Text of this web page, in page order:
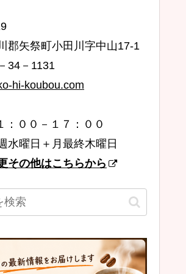
郡矢祭町小田川字中山17-1
34－1131
hi-koubou.com
：００－１７：００
水曜日＋月最終木曜日
その他はこちらから